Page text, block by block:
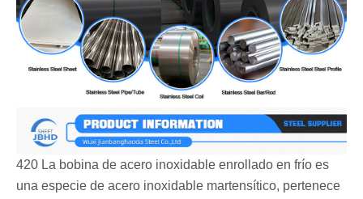
420 La bobina de acero inoxidable enrollado en frío es
una especie de acero inoxidable martensítico, pertenece